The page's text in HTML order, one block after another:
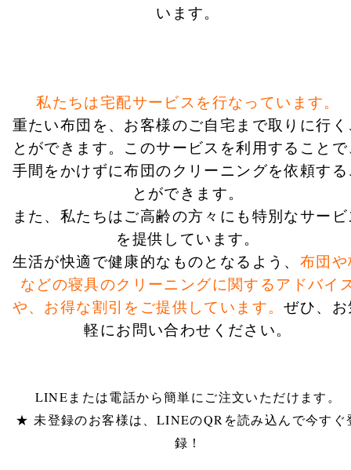
います。
私たちは宅配サービスを行なっています。
重たい布団を、お客様のご自宅まで取りに行く
とができます。このサービスを利用することで
手間をかけずに布団のクリーニングを依頼する
とができます。
また、私たちはご高齢の方々にも特別なサービ
を提供しています。
生活が快適で健康的なものとなるよう、 布団や
などの寝具のクリーニングに関するアドバイ
や、お得な割引をご提供しています。ぜひ、お
軽にお問い合わせください。
LINEまたは電話から簡単にご注文いただけます。
★ 未登録のお客様は、LINEのQRを読み込んで今すぐ
録！